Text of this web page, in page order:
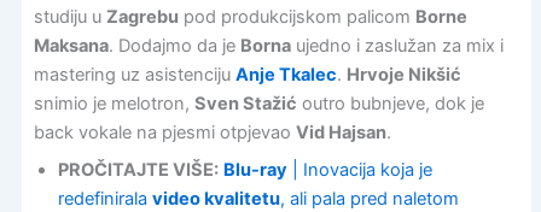
studiju u Zagrebu pod produkcijskom palicom Borne
Maksana. Dodajmo da je Bornaujedno i zaslužan za mix i
mastering uz asistenciju Anje Tkalec. Hrvoje Nikšić
snimio je melotron, Sven Stažić outro bubnjeve, dok je
back vokale na pjesmi otpjevao Vid Hajsan.
PROČITAJTE VIŠE: Blu-ray| Inovacija koja je
redefinirala video kvalitetu, ali pala pred naletom